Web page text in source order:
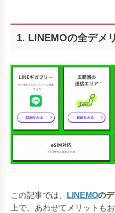
1. LINEMOの全デメ
この記事では、 LINEMOの
上で、あわせてメリットも